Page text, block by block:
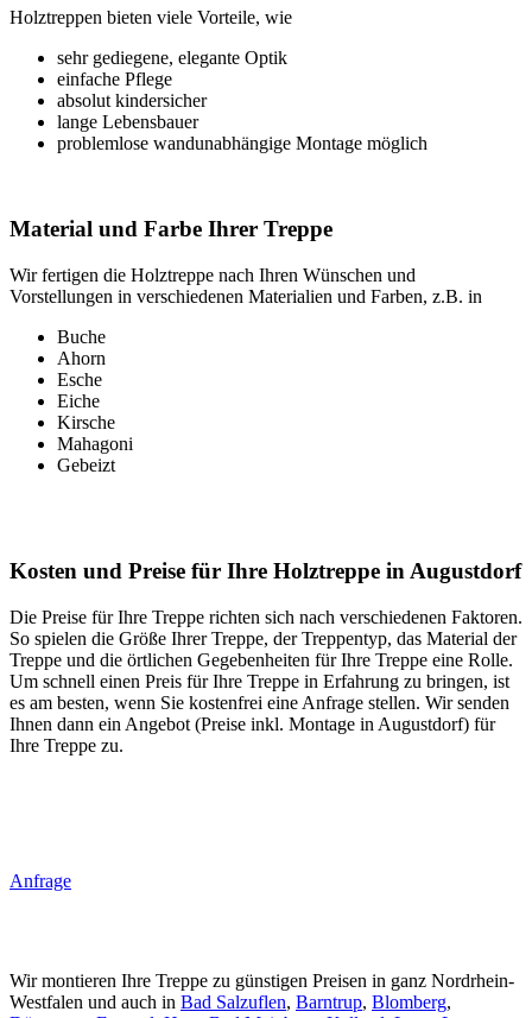
Holztreppen bieten viele Vorteile, wie
sehr gediegene, elegante Optik
einfache Pflege
absolut kindersicher
lange Lebensbauer
problemlose wandunabhängige Montage möglich
Material und Farbe Ihrer Treppe
Wir fertigen die Holztreppe nach Ihren Wünschen und
Vorstellungen in verschiedenen Materialien und Farben, z.B. in
Buche
Ahorn
Esche
Eiche
Kirsche
Mahagoni
Gebeizt
Kosten und Preise für Ihre Holztreppe in Augustdorf
Die Preise für Ihre Treppe richten sich nach verschiedenen Faktoren.
So spielen die Größe Ihrer Treppe, der Treppentyp, das Material der
Treppe und die örtlichen Gegebenheiten für Ihre Treppe eine Rolle.
Um schnell einen Preis für Ihre Treppe in Erfahrung zu bringen, ist
es am besten, wenn Sie kostenfrei eine Anfrage stellen. Wir senden
Ihnen dann ein Angebot (Preise inkl. Montage in Augustdorf) für
Ihre Treppe zu.
Anfrage
Wir montieren Ihre Treppe zu günstigen Preisen in ganz Nordrhein-
Westfalen und auch in Bad Salzuflen, Barntrup, Blomberg,